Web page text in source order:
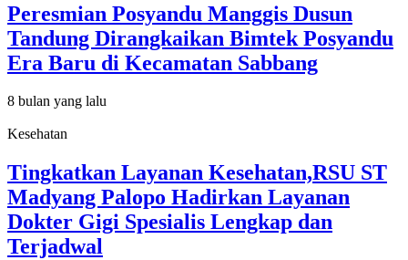
Peresmian Posyandu Manggis Dusun
Tandung Dirangkaikan Bimtek Posyandu
Era Baru di Kecamatan Sabbang
8 bulan yang lalu
Kesehatan
Tingkatkan Layanan Kesehatan,RSU ST
Madyang Palopo Hadirkan Layanan
Dokter Gigi Spesialis Lengkap dan
Terjadwal